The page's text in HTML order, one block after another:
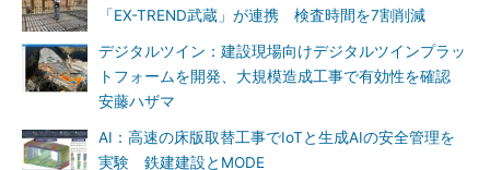
「EX-TREND武蔵」が連携 検査時間を7割削減
デジタルツイン：建設現場向けデジタルツインプラッ
トフォームを開発、大規模造成工事で有効性を確認
安藤ハザマ
AI：高速の床版取替工事でIoTと生成AIの安全管理を
実験 鉄建建設とMODE